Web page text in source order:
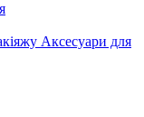
Аксесуари для